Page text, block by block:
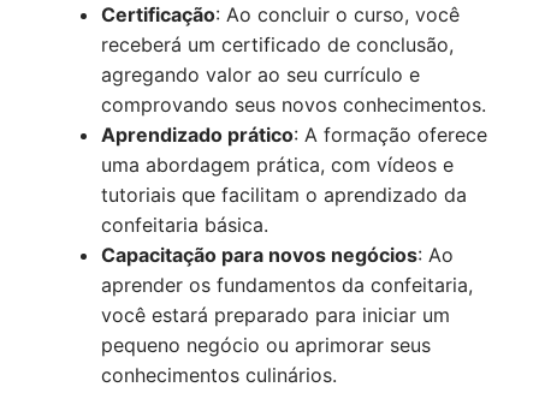
Certificação: Ao concluir o curso, você
receberá um certificado de conclusão,
agregando valor ao seu currículo e
comprovando seus novos conhecimentos.
Aprendizado prático: A formação oferece
uma abordagem prática, com vídeos e
tutoriais que facilitam o aprendizado da
confeitaria básica.
Capacitação para novos negócios: Ao
aprender os fundamentos da confeitaria,
você estará preparado para iniciar um
pequeno negócio ou aprimorar seus
conhecimentos culinários.